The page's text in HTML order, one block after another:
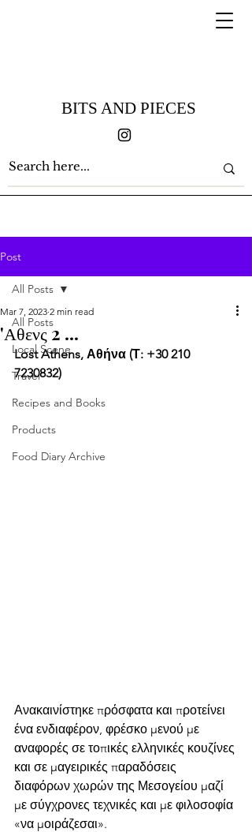
BITS AND PIECES
Post
All Posts
Local Scene
Travel
Recipes and Books
Products
Food Diary Archive
All Posts
'Αθενς 2 ...
Mar 7, 2023 2 min read
Lost Athens, Αθήνα (Τ: +30 210
7230832)
Ανακαινίστηκε πρόσφατα και προτείνει
ένα ενδιαφέρον, φρέσκο μενού με
αναφορές σε τοπικές ελληνικές κουζίνες
και σε μαγειρικές παραδόσεις
διαφόρων χωρών της Μεσογείου μαζί
με σύγχρονες τεχνικές και με φιλοσοφία
«να μοιράζεσαι».